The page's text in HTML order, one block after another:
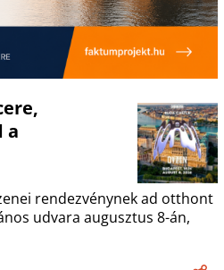
a
rendezvénynek ad otthont
udvara augusztus 8-án,